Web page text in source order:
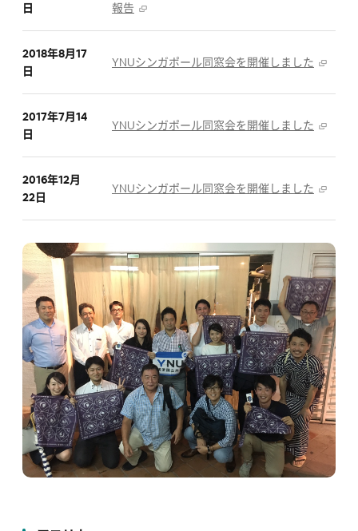
日
報告
2018年8月17
日
YNUシンガポール同窓会を開催しました
2017年7月14
日
YNUシンガポール同窓会を開催しました
2016年12月
22日
YNUシンガポール同窓会を開催しました